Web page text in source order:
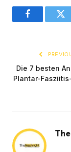
Facebook
Die 7 besten
Plantar-